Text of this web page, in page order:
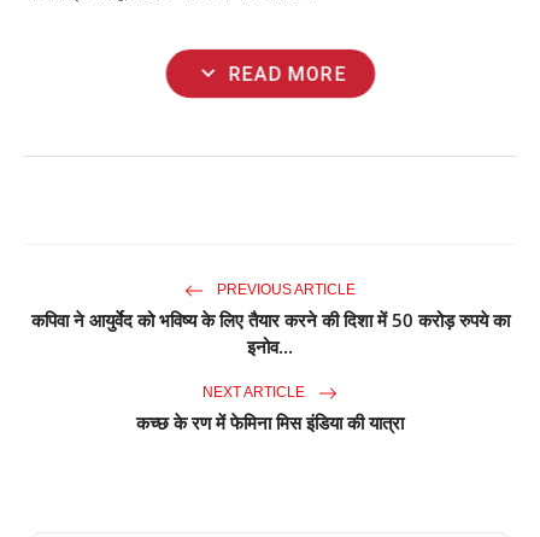
expand_more READ MORE
PREVIOUS ARTICLE
कपिवा ने आयुर्वेद को भविष्य के लिए तैयार करने की दिशा में 50 करोड़ रुपये का
इनोव...
NEXT ARTICLE
कच्छ के रण में फेमिना मिस इंडिया की यात्रा